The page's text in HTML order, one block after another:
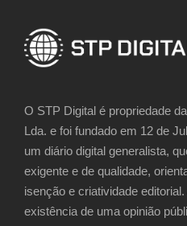
O STP Digital é propriedade
Lda. e foi fundado em 12 de
um diário digital generalista,
exigente e de qualidade,
isenção e criatividade
existência de uma opinião